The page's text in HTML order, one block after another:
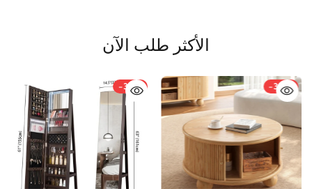
الأكثر طلب الآن
-34%
-36%